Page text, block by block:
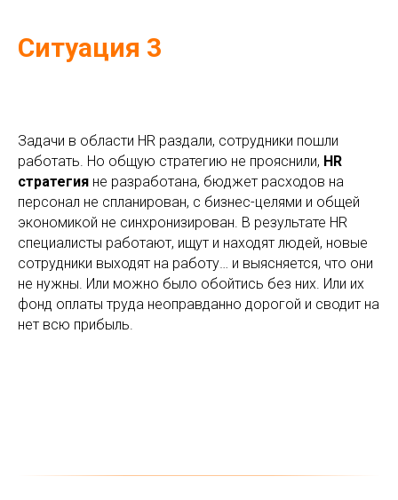
Ситуация 3
Задачи в области HR раздали, сотрудники пошли
работать. Но общую стратегию не прояснили, HR
стратегия не разработана, бюджет расходов на
персонал не спланирован, с бизнес-целями и общей
экономикой не синхронизирован. В результате HR
специалисты работают, ищут и находят людей, новые
сотрудники выходят на работу… и выясняется, что они
не нужны. Или можно было обойтись без них. Или их
фонд оплаты труда неоправданно дорогой и сводит на
нет всю прибыль.